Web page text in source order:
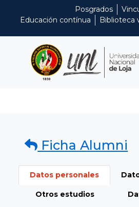
Posgrados
Educación contínua
Biblioteca
Ficha Alumni
Datos personales
Otros estudios